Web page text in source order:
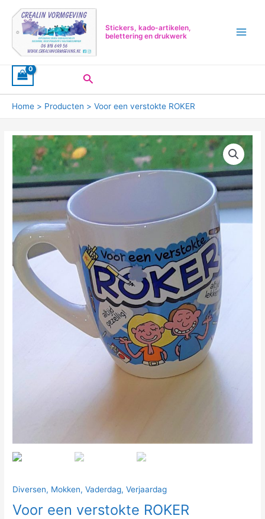
naar
inhoud
Stickers, kado-artikelen,
belettering en drukwerk
Menu
Zoeken
Home Producten Voor een verstokte ROKER
Diversen, Mokken,Vaderdag,Verjaardag
Voor een verstokte ROKER